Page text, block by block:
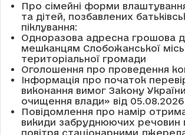
Про сімейні форми
та дітей, позбавлених
піклування:
Одноразова адресна грошова
мешканцям Слобожанської
територіальної громади
Оголошення про проведення
Інформація про початок
виконання вимог Закону
очищення влади» від
Повідомлення про намір
викиди забруднюючих
повітря стаціонарними